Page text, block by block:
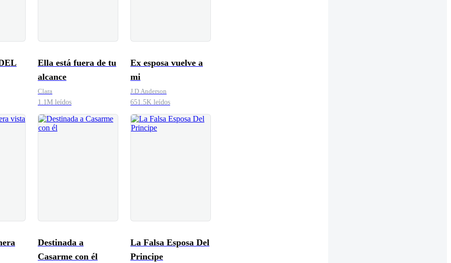
Ella está fuera de tu
alcance
Clara
1.1M leídos
Ex esposa vuelve a
mi
J.D Anderson
651.5K leídos
Destinada a
Casarme con él
La Falsa Esposa Del
Principe